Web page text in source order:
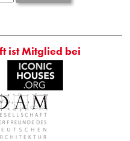
ist Mitglied bei